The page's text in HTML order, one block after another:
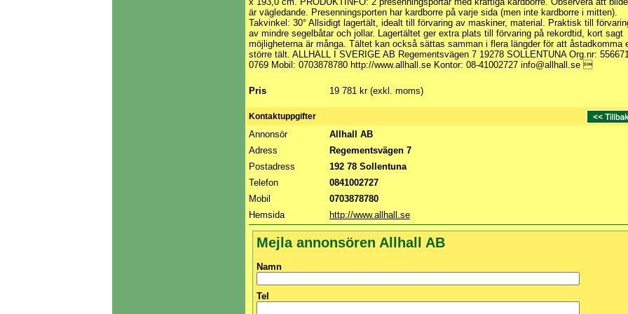
är vägledande. Presenningsporten har kardborre på varje sida (men inte kardborre i mitten).
Takvinkel: 30° Allsidigt lagertält, idealt till förvaring av maskiner, material. Praktisk till
av mindre segelbåtar och jollar. Lagertältet ger extra plats till förvaring på rekordtid, kort sagt
möjligheterna är många. Tältet kan också sättas samman i flera längder för att åstadkomma
större tält. ALLHALL I SVERIGE AB Regementsvägen 7 19278 SOLLENTUNA Org.nr:
0769 Mobil: 0703878780 http://www.allhall.se Kontor: 08-41002727 info@allhall.se 
Pris 19 781 kr (exkl. moms)
Kontaktuppgifter
Annonsör
Allhall AB
Adress
Regementsvägen 7
Postadress
192 78 Sollentuna
Telefon
0841002727
Mobil
0703878780
Hemsida
http://www.allhall.se
Mejla annonsören Allhall AB
Namn
Tel